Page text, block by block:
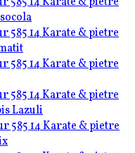
585 14 Karate & pietre
585 14 Karate & pietre
585 14 Karate & pietre
Lazuli
585 14 Karate & pietre